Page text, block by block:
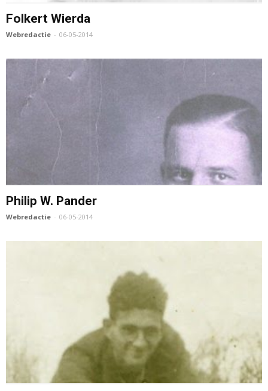
Folkert Wierda
Webredactie - 06-05-2014
Philip W. Pander
Webredactie - 06-05-2014